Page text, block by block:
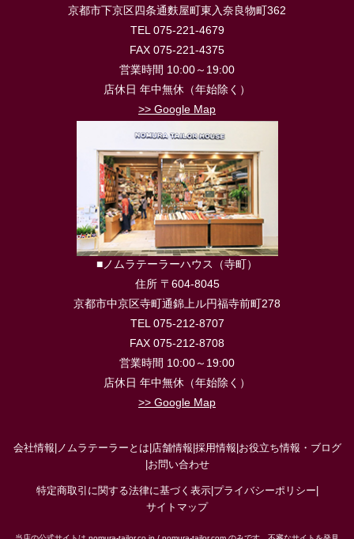
京都市下京区四条通麩屋町東入奈良物町362
TEL 075-221-4679
FAX 075-221-4375
営業時間 10:00～19:00
店休日 年中無休（年始除く）
>> Google Map
■ノムラテーラーハウス（寺町）
住所 〒604-8045
京都市中京区寺町通錦上ル円福寺前町278
TEL 075-212-8707
FAX 075-212-8708
営業時間 10:00～19:00
店休日 年中無休（年始除く）
>> Google Map
会社情報 ノムラテーラーとは 店舗情報 採用情報 お役立ち情報・ブログ
お問い合わせ
特定商取引に関する法律に基づく表示| プライバシーポリシー
サイトマップ